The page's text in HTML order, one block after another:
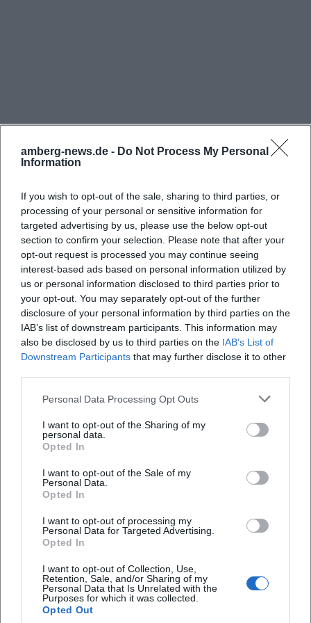
amberg-news.de - Do Not Process My Personal
Information
If you wish to opt-out of the sale, sharing to third parties, or
processing of your personal or sensitive information for
targeted advertising by us, please use the below opt-out
section to confirm your selection. Please note that after your
opt-out request is processed you may continue seeing
interest-based ads based on personal information utilized by
us or personal information disclosed to third parties prior to
your opt-out. You may separately opt-out of the further
disclosure of your personal information by third parties on the
IAB’s list of downstream participants. This information may
also be disclosed by us to third parties on the IAB’s List of
Downstream Participants that may further disclose it to other
Personal Data Processing Opt Outs
I want to opt-out of the Sharing of my
personal data.
Opted In
I want to opt-out of the Sale of my
Personal Data.
Opted In
I want to opt-out of processing my
Personal Data for Targeted Advertising.
Opted In
I want to opt-out of Collection, Use,
Retention, Sale, and/or Sharing of my
Personal Data that Is Unrelated with the
Purposes for which it was collected.
Opted Out
wichtig, dass Bilder existieren, sondern dass sie ein
ein wenig geheimnisvoll. ([uns-amberg.de]
(https://www.uns-amberg.de/))
Die Suchintention Rezensionen ist ähnlich
pragmatisch. Besucher möchten wissen, ob die
Location freundlich, lebendig und verlässlich wirkt.
Die öffentlich sichtbaren
Bewertungszusammenfassungen geben darauf
eine relativ klare Antwort: freundliches Personal,
gute Getränkeauswahl, tolles Ambiente und
gelegentliche Live-Musik. Das sind genau die vier
Gäste relevant machen. Besonders auffällig ist, dass
die Bewertungen nicht nur ein einzelnes Detail
loben, sondern ein Gesamtbild beschreiben. Das ist
wofür UNS steht: für einen Abend, an dem man
nicht zwischen Bar, Gesprächsort und Musik
entscheiden muss, sondern all das in einer einzigen
Adresse findet. Wer vorab die Rezensionen scannt,
keine reine Clubnacht, sondern ein lebendiges,
atmosphärisches Lokal mit starkem Charakter.
([web2.cylex.de](https://web2.cylex.de/firma-
Häufig gestellte Fragen
Wo liegt UNS - bar hof tanz in Amberg?
Wann ist UNS - bar hof tanz geöffnet?
Welche Events oder Musikformate gibt es bei
UNS?
Gibt es einen Sitzplan oder eine veröffentlichte
Kapazität?
Wie sind die Rezensionen zu UNS - bar hof tanz?
Bewertungen
DS Dom S
6. Januar 2025